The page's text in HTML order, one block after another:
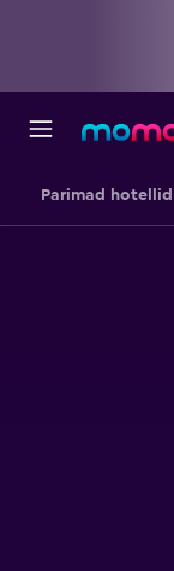
Parimad hotellid